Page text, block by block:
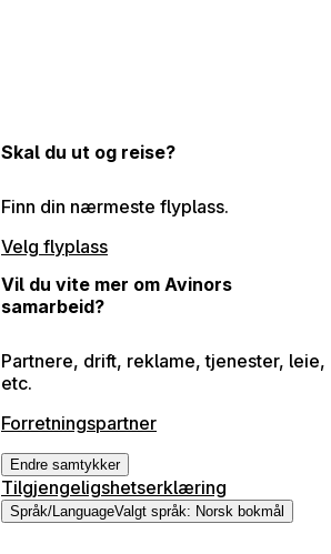
Skal du ut og reise?
Finn din nærmeste flyplass.
Velg flyplass
Vil du vite mer om Avinors
samarbeid?
Partnere, drift, reklame, tjenester, leie,
etc.
Forretningspartner
Endre samtykker
Tilgjengeligshetserklæring
Språk/LanguageValgt språk: Norsk bokmål